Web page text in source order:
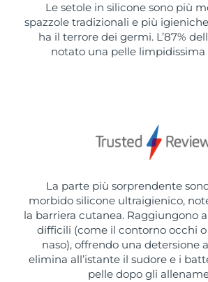
Le setole in silicone sono più
spazzole tradizionali e più
ha il terrore dei germi. L’87%
notato una pelle limpidissima
La parte più sorprendente
morbido silicone ultraigienico,
la barriera cutanea. Raggiungono
difficili (come il contorno occhi
naso), offrendo una detersione
elimina all’istante il sudore e i
pelle dopo gli